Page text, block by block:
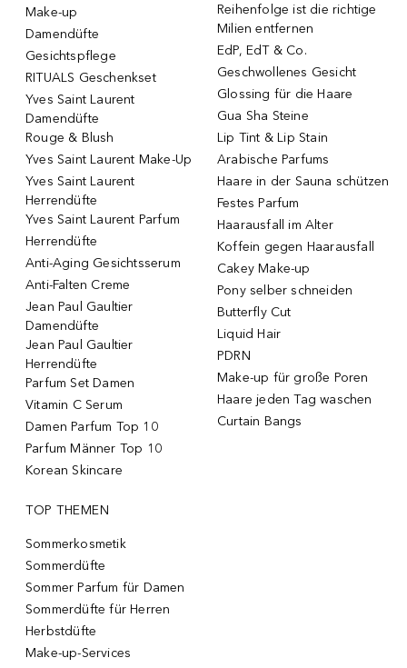
Make-up
Damendüfte
Gesichtspflege
RITUALS Geschenkset
Yves Saint Laurent
Damendüfte
Rouge & Blush
Yves Saint Laurent Make-Up
Yves Saint Laurent
Herrendüfte
Yves Saint Laurent Parfum
Herrendüfte
Anti-Aging Gesichtsserum
Anti-Falten Creme
Jean Paul Gaultier
Damendüfte
Jean Paul Gaultier
Herrendüfte
Parfum Set Damen
Vitamin C Serum
Damen Parfum Top 10
Parfum Männer Top 10
Korean Skincare
Reihenfolge ist die richtige
Milien entfernen
EdP, EdT & Co.
Geschwollenes Gesicht
Glossing für die Haare
Gua Sha Steine
Lip Tint & Lip Stain
Arabische Parfums
Haare in der Sauna schützen
Festes Parfum
Haarausfall im Alter
Koffein gegen Haarausfall
Cakey Make-up
Pony selber schneiden
Butterfly Cut
Liquid Hair
PDRN
Make-up für große Poren
Haare jeden Tag waschen
Curtain Bangs
TOP THEMEN
Sommerkosmetik
Sommerdüfte
Sommer Parfum für Damen
Sommerdüfte für Herren
Herbstdüfte
Make-up-Services